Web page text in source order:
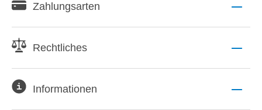
Zahlungsarten
Rechtliches
Informationen